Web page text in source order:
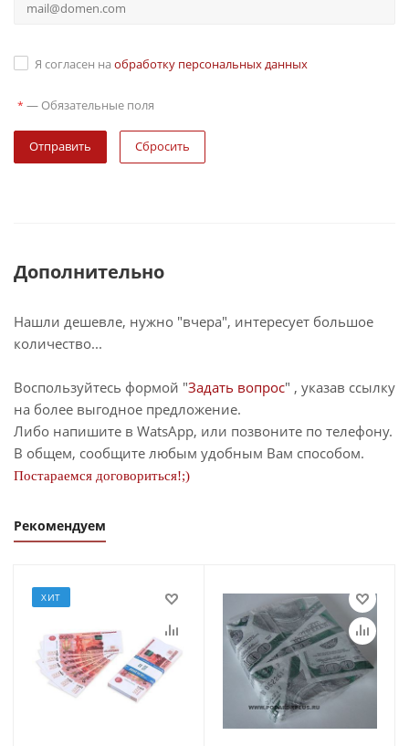
Я согласен на обработку персональных данных
* — Обязательные поля
Сбросить
Дополнительно
Нашли дешевле, нужно "вчера", интересует большое
количество...
Воспользуйтесь формой "Задать вопрос" , указав ссылку
на более выгодное предложение.
Либо напишите в WatsApp, или позвоните по телефону.
В общем, сообщите любым удобным Вам способом.
Постараемся договориться!;)
Рекомендуем
ХИТ